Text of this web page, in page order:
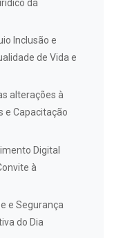
da
Inclusão e
de Vida e
alterações à
e Capacitação
Digital
à
e Segurança
do Dia